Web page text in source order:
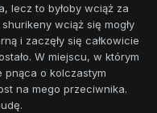
lecz to byłoby wciąż za
wciąż się mogły
i zaczęły się całkowicie
W miejscu, w którym
pnąca o kolczastym
na mego przeciwnika.